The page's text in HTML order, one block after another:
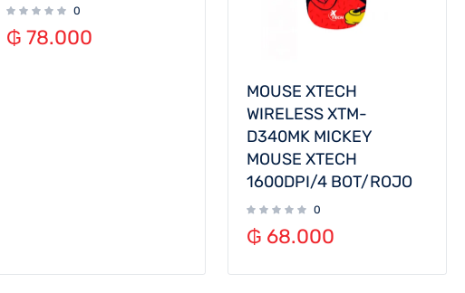
0
₲ 78.000
MOUSE XTECH
WIRELESS XTM-
D340MK MICKEY
MOUSE XTECH
1600DPI/4 BOT/ROJO
0
₲ 68.000